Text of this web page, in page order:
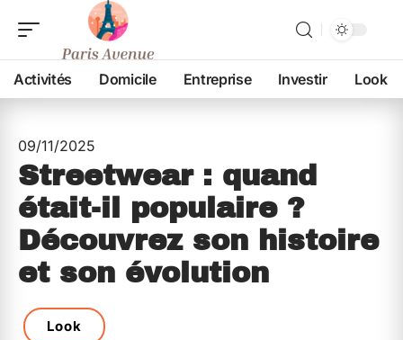
Activités Domicile Entreprise Investir Look
09/11/2025
Streetwear : quand
était-il populaire ?
Découvrez son histoire
et son évolution
Look